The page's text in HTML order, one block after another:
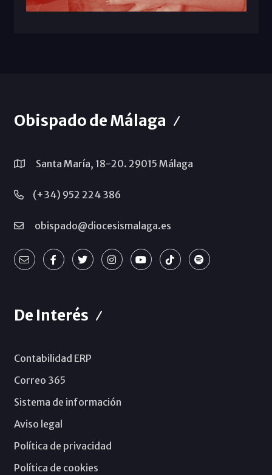
Obispado de Málaga
Santa María, 18-20. 29015 Málaga
(+34) 952 224 386
obispado@diocesismalaga.es
De Interés
Contabilidad ERP
Correo 365
Sistema de información
Aviso legal
Política de privacidad
Política de cookies